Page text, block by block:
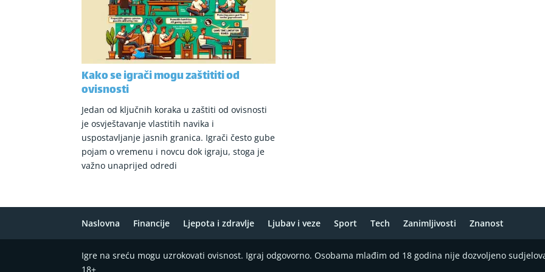
Kako se igrači mogu zaštititi od
ovisnosti
Jedan od ključnih koraka u zaštiti od ovisnosti
je osvještavanje vlastitih navika i
uspostavljanje jasnih granica. Igrači često gube
pojam o vremenu i novcu dok igraju, stoga je
važno unaprijed odredi
Naslovna Financije Ljepota i zdravlje Ljubav i veze Sport Tech Zanimljivosti Znanost
Igre na sreću mogu uzrokovati ovisnost. Igraj odgovorno. Osobama mlađim od 18 godina nije dozvoljeno
18+